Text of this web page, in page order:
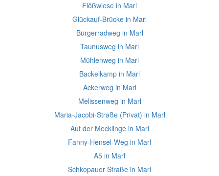
Flößwiese in Marl
Glückauf-Brücke in Marl
Bürgerradweg in Marl
Taunusweg in Marl
Mühlenweg in Marl
Backelkamp in Marl
Ackerweg in Marl
Melissenweg in Marl
Maria-Jacobi-Straße (Privat) in Marl
Auf der Mecklinge in Marl
Fanny-Hensel-Weg in Marl
A5 in Marl
Schkopauer Straße in Marl